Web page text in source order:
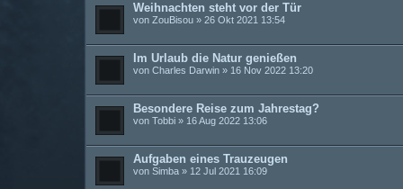
Weihnachten steht vor der Tür
von ZouBisou » 26 Okt 2021 13:54
Im Urlaub die Natur genießen
von Charles Darwin » 16 Nov 2022 13:20
Besondere Reise zum Jahrestag?
von Tobbi » 16 Aug 2022 13:06
Aufgaben eines Trauzeugen
von Simba » 12 Jul 2021 16:09